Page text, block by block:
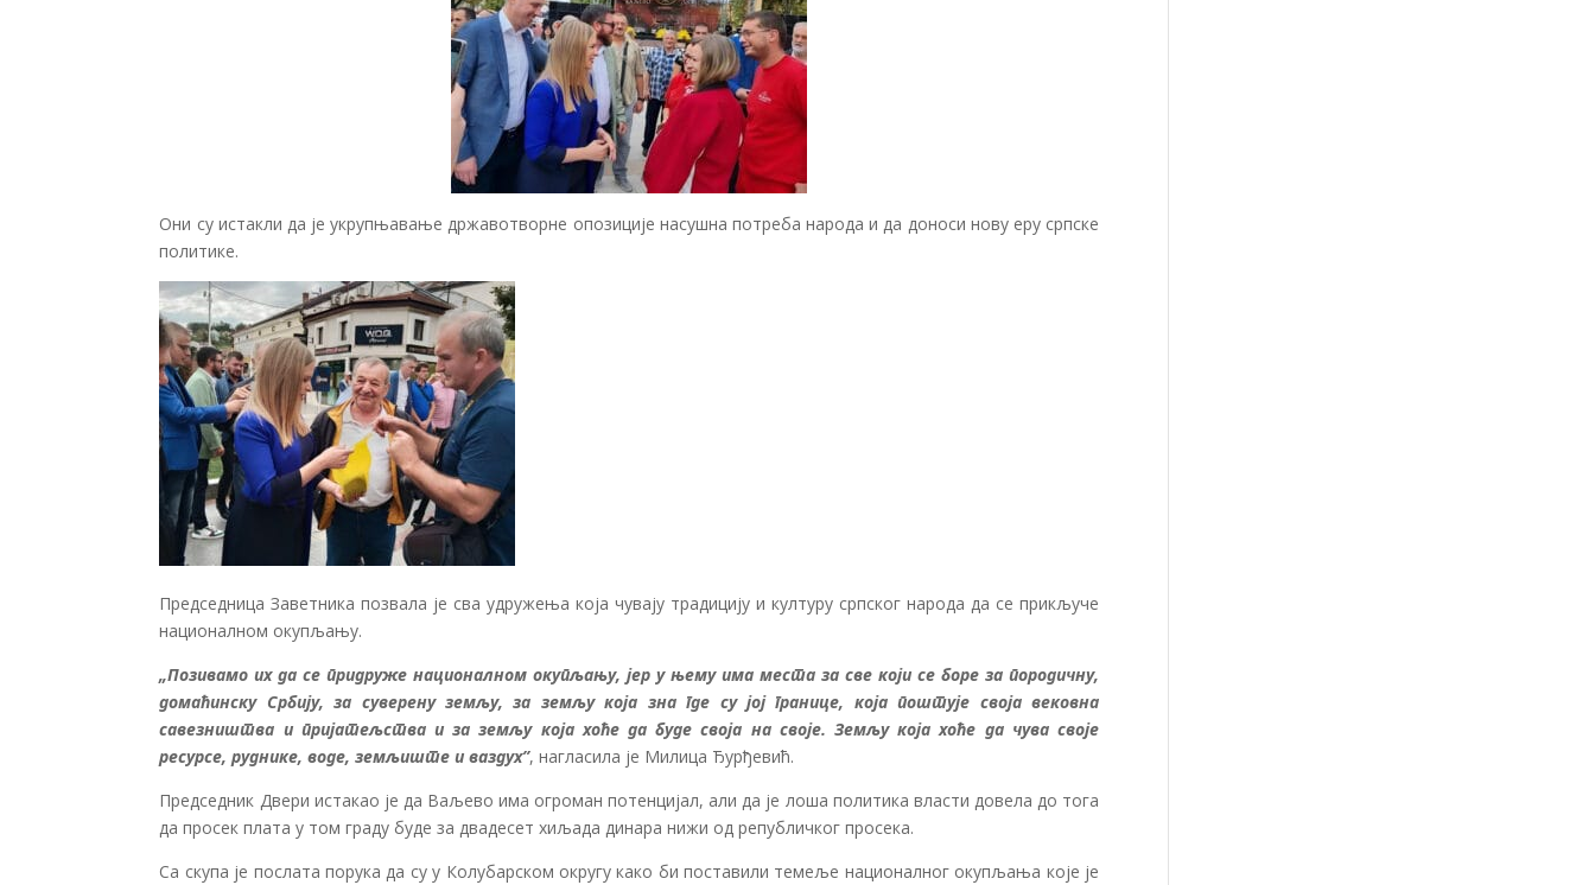
Они су истакли да је укрупњавање државотворне опозиције насушна потреба народа и да доноси нову еру српске
политике.
Председница Заветника позвала је сва удружења која чувају традицију и културу српског народа да се прикључе
националном окупљању.
„Позивамо их да се придруже националном окупљању, јер у њему има места за све који се боре за породичну,
домаћинску Србију, за суверену земљу, за земљу која зна где су јој границе, која поштује своја вековна
савезништва и пријатељства и за земљу која хоће да буде своја на своје. Земљу која хоће да чува своје
ресурсе, руднике, воде, земљиште и ваздух”, нагласила је Милица Ђурђевић.
Председник Двери истакао је да Ваљево има огроман потенцијал, али да је лоша политика власти довела до тога
да просек плата у том граду буде за двадесет хиљада динара нижи од републичког просека.
Са скупа је послата порука да су у Колубарском округу како би поставили темеље националног окупљања које је